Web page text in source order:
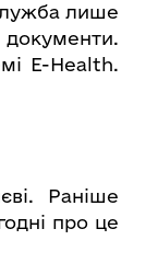
лише
E-Health.
Раніше
про це